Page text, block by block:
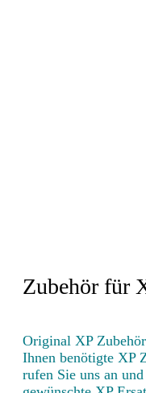
Zubehör für
Original XP
Ihnen benötigte XP
rufen Sie uns an